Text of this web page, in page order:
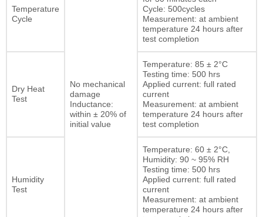
Temperature
Cycle
No mechanical
damage
Inductance:
within ± 20% of
initial value
Cycle: 500cycles
Measurement: at ambient
temperature 24 hours after
test completion
Dry Heat
Test
Temperature: 85 ± 2°C
Testing time: 500 hrs
Applied current: full rated
current
Measurement: at ambient
temperature 24 hours after
test completion
Humidity
Test
Temperature: 60 ± 2°C,
Humidity: 90 ~ 95% RH
Testing time: 500 hrs
Applied current: full rated
current
Measurement: at ambient
temperature 24 hours after